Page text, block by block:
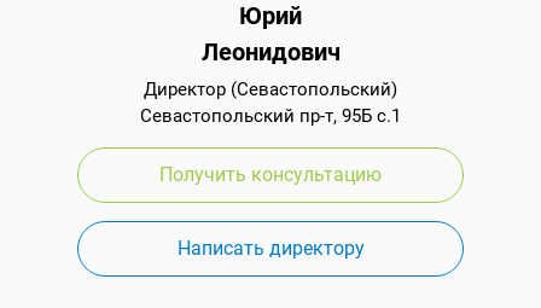
Юрий
Леонидович
Директор (Севастопольский)
Севастопольский пр-т, 95Б с.1
Получить консультацию
Написать директору